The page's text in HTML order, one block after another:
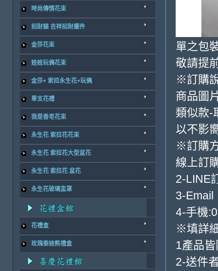
時尚傳情花束
招財貓 吉祥招財擺件
金莎花束
娃娃玩偶花束
金莎+ 索拉永生花+玩偶
單支花禮
我是香皂花束
永生花 索拉花花束
永生花 索拉花大型盆花
永生花 索拉花 盆花
永生花玻璃盅罩
花禮盒
玫瑰泰迪熊禮盒
單之包
敬請提
※訂購
商品圖
類似款-
以不影
※訂購
線上訂
2-LINE
3-Email
4-手機
※填詳
1產品
2-送件